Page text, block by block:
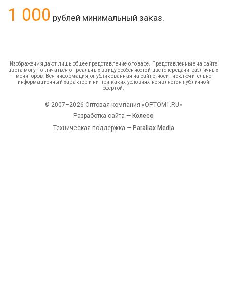
1 000 рублей минимальный заказ.
Изображения дают лишь общее представление о товаре. Представленные на сайте
цвета могут отличаться от реальных ввиду особенностей цветопередачи различных
мониторов. Вся информация, опубликованная на сайте, носит исключительно
информационный характер и ни при каких условиях не является публичной
офертой.
© 2007–2026 Оптовая компания «OPTOM1.RU»
Разработка сайта — Колесо
Техническая поддержка — Parallax Media